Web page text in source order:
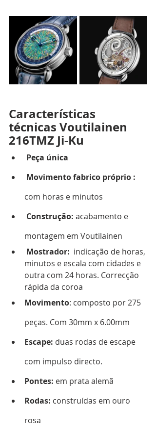
Características
técnicas Voutilainen
216TMZ Ji-Ku
Peça única
Movimento fabrico próprio :
com horas e minutos
Construção: acabamento e
montagem em Voutilainen
Mostrador:
  indicação de horas,
minutos e escala com cidades e
outra com 24 horas. Correcção
rápida da coroa
Movimento: composto por 275
peças. Com 30mm x 6.00mm
Escape: duas rodas de escape
com impulso directo.
Pontes: em prata alemã
Rodas: construídas em ouro
rosa